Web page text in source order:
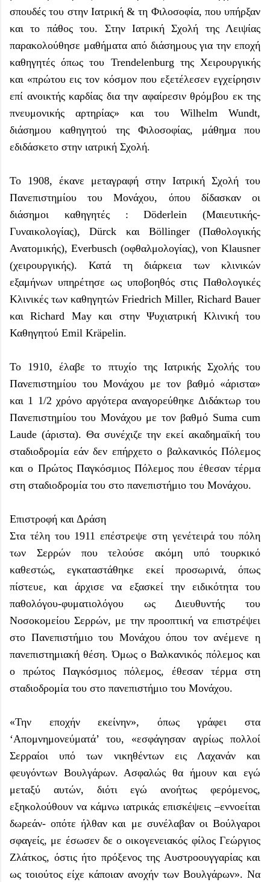
σπουδές του στην Ιατρική & τη Φιλοσοφία, που υπήρξαν
και το πάθος του. Στην Ιατρική Σχολή της Λειψίας
παρακολούθησε μαθήματα από διάσημους για την εποχή
καθηγητές όπως του Trendelenburg της Χειρουργικής
και «πρώτου εις τον κόσμον που εξετέλεσεν εγχείρησιν
επί ανοικτής καρδίας δια την αφαίρεσιν θρόμβου εκ της
πνευμονικής αρτηρίας» και του Wilhelm Wundt,
διάσημου καθηγητού της Φιλοσοφίας, μάθημα που
εδιδάσκετο στην ιατρική Σχολή.
Το 1908, έκανε μεταγραφή στην Ιατρική Σχολή του
Πανεπιστημίου του Μονάχου, όπου δίδασκαν οι
διάσημοι καθηγητές : Döderlein (Μαιευτικής-
Γυναικολογίας), Dürck και Böllinger (Παθολογικής
Ανατομικής), Everbusch (οφθαλμολογίας), von Klausner
(χειρουργικής). Κατά τη διάρκεια των κλινικών
εξαμήνων υπηρέτησε ως υποβοηθός στις Παθολογικές
Κλινικές των καθηγητών Friedrich Miller, Richard Bauer
και Richard May και στην Ψυχιατρική Κλινική του
Καθηγητού Emil Kräpelin.
Το 1910, έλαβε το πτυχίο της Ιατρικής Σχολής του
Πανεπιστημίου του Μονάχου με τον βαθμό «άριστα»
και 1 1/2 χρόνο αργότερα αναγορεύθηκε Διδάκτωρ του
Πανεπιστημίου του Μονάχου με τον βαθμό Suma cum
Laude (άριστα). Θα συνέχιζε την εκεί ακαδημαϊκή του
σταδιοδρομία εάν δεν επήρχετο ο βαλκανικός Πόλεμος
και ο Πρώτος Παγκόσμιος Πόλεμος που έθεσαν τέρμα
στη σταδιοδρομία του στο πανεπιστήμιο του Μονάχου.
Επιστροφή και Δράση
Στα τέλη του 1911 επέστρεψε στη γενέτειρά του πόλη
των Σερρών που τελούσε ακόμη υπό τουρκικό
καθεστώς, εγκαταστάθηκε εκεί προσωρινά, όπως
πίστευε, και άρχισε να εξασκεί την ειδικότητα του
παθολόγου-φυματιολόγου ως Διευθυντής του
Νοσοκομείου Σερρών, με την προοπτική να επιστρέψει
στο Πανεπιστήμιο του Μονάχου όπου τον ανέμενε η
πανεπιστημιακή θέση. Όμως ο Βαλκανικός πόλεμος και
ο πρώτος Παγκόσμιος πόλεμος, έθεσαν τέρμα στη
σταδιοδρομία του στο πανεπιστήμιο του Μονάχου.
«Την εποχήν εκείνην», όπως γράφει στα
‘Απομνημονεύματά’ του, «εσφάγησαν αγρίως πολλοί
Σερραίοι υπό των νικηθέντων εις Λαχανάν και
φευγόντων Βουλγάρων. Ασφαλώς θα ήμουν και εγώ
μεταξύ αυτών, διότι εγώ ανοήτως φερόμενος,
εξηκολούθουν να κάμνω ιατρικάς επισκέψεις –εννοείται
δωρεάν- οπότε ήλθαν και με συνέλαβαν οι Βούλγαροι
σφαγείς, με έσωσεν δε ο οικογενειακός φίλος Γεώργιος
Ζλάτκος, όστις ήτο πρόξενος της Αυστροουγγαρίας και
ως τοιούτος είχε κάποιαν ανοχήν των Βουλγάρων». Να